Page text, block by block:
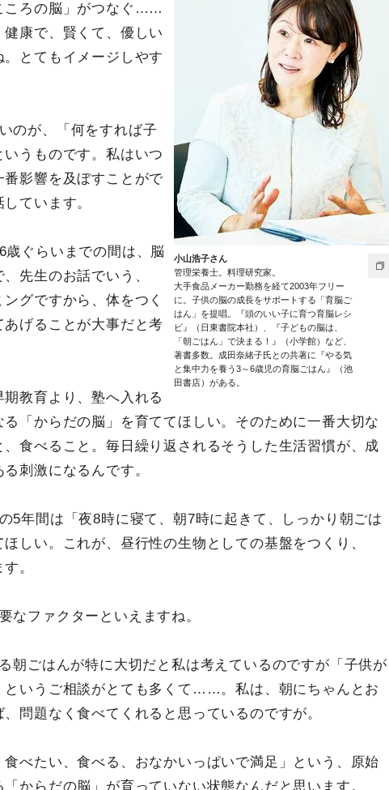
小山浩子さん
管理栄養士。料理研究家。
大手食品メーカー勤務を経て2003年フリー
に。子供の脳の成長をサポートする「育脳ご
はん」を提唱。『頭のいい子に育つ育脳レシ
ピ』（日東書院本社）、『子どもの脳は、
「朝ごはん」で決まる！』（小学館）など、
著書多数。成田奈緒子氏との共著に『やる気
と集中力を養う3～6歳児の育脳ごはん』（池
田書店）がある。
ころの脳」がつなぐ……
康で、賢くて、優しい
とてもイメージしやす
のが、「何をすれば子
うものです。私はいつ
影響を及ぼすことがで
ています。
ぐらいまでの間は、脳
先生のお話でいう、
グですから、体をつく
げることが大事だと考
教育より、塾へ入れる
「からだの脳」を育ててほしい。そのために一番大切な
食べること。毎日繰り返されるそうした生活習慣が、成
刺激になるんです。
5年間は「夜8時に寝て、朝7時に起きて、しっかり朝ごは
しい。これが、昼行性の生物としての基盤をつくり、
。
なファクターといえますね。
朝ごはんが特に大切だと私は考えているのですが「子供が
というご相談がとても多くて……。私は、朝にちゃんとお
問題なく食べてくれると思っているのですが。
食べたい、食べる、おなかいっぱいで満足」という、原始
からだの脳」が育っていない状態なんだと思います。